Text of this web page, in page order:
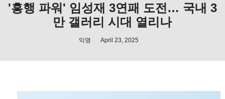
'흥행 파워' 임성재 3연패 도전… 국내 3
만 갤러리 시대 열리나
익명 April 23, 2025